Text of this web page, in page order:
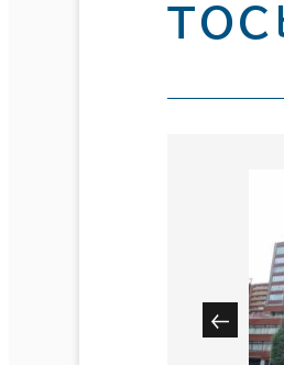
ＴＯ